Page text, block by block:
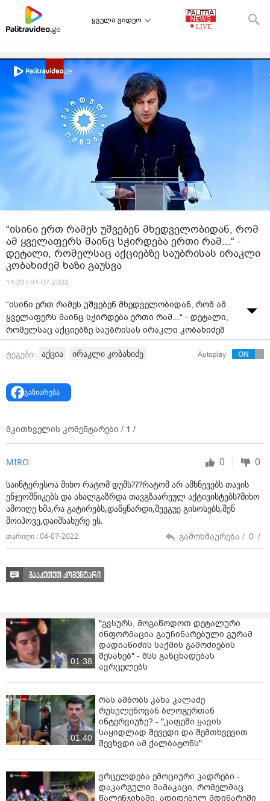
ყველა ვიდეო
“ისინი ერთ რამეს უშვებენ მხედველობიდან, რომ
ამ ყველაფერს მაინც სჭირდება ერთი რამ...“ -
დეტალი, რომელსაც აქციებზე საუბრისას ირაკლი
კობახიძემ ხაზი გაუსვა
14:23 / 04-07-2022
“ისინი ერთ რამეს უშვებენ მხედველობიდან, რომ ამ
ყველაფერს მაინც სჭირდება ერთი რამ...“ - დეტალი,
რომელსაც აქციებზე საუბრისას ირაკლი კობახიძემ
ხაზი გაუსვა
ტეგები: აქცია ირაკლი კობახიძე Autoplay
გაზიარება
მკითხველის კომენტარები / 1 /
MIRO 0 0
საინტერესოა მიხო რატომ დუმს???რატომ არ ამხნევებს თავის
ენჯეოშნიკებს და ახალგაზრდა თავგზაარეულ აქტივისტებს?მიხო
ამოიღე ხმა,რა გატირებს,დაწყნარდი,შეეგუე გისოსებს,შენ
მოიპოვე,დაიმსახურე ეს.
თარიღი : 04-07-2022 გამოხმაურება / 0 /
გააკეთეთ კომენტარი
01:38
"გვსურს, მოგაწოდოთ დეტალური
ინფორმაცია გაუჩინარებული გურამ
დადიანიძის საქმის გამოძიების
შესახებ" - შსს განცხადებას
ავრცელებს
01:40
რას ამბობს კახა კალაძე
რუსულენოვან ბლოგერთან
ინტერვიუზე? - "კაფეში ყავის
საყიდლად შევედი და შემთხვევით
შევხვდი ამ ქალბატონს"
ვრცელდება ემოციური კადრები -
დაკარგული მამაკაცი, რომელმაც
წალენჯიხაში, ადიდებულ მდინარეში